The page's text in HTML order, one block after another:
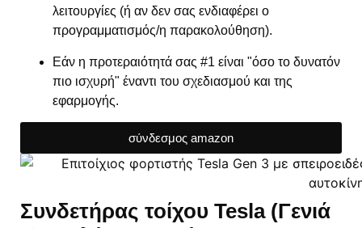
λειτουργίες (ή αν δεν σας ενδιαφέρει ο
προγραμματισμός/η παρακολούθηση).
Εάν η προτεραιότητά σας #1 είναι "όσο το δυνατόν
πιο ισχυρή" έναντι του σχεδιασμού και της
εφαρμογής.
σύνδεσμος amazon
Συνδετήρας τοίχου Tesla (Γενιά